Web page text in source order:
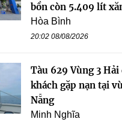
bồn còn 5.409 lít
Hòa Bình
20:02 08/08/2026
Tàu 629 Vùng 3
khách gặp nạn tại
Nẵng
Minh Nghĩa